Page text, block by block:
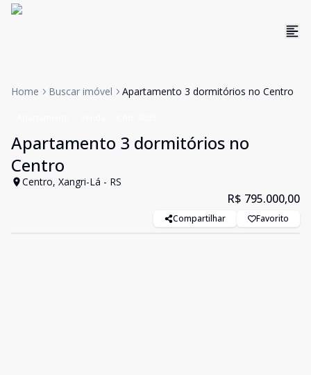
Home Buscar imóvel Apartamento 3 dormitórios no Centro
Apartamento 3 dormitórios no
Centro
Centro, Xangri-Lá - RS
R$ 795.000,00
Compartilhar Favorito